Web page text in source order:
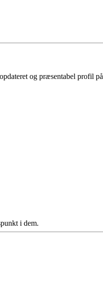
og præsentabel profil
i dem.